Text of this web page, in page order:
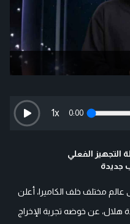
0:00
1x
الفعلي
جديدة
مختلف خلف الكاميرا، أعلن
عن خوضه تجربة الإخراج